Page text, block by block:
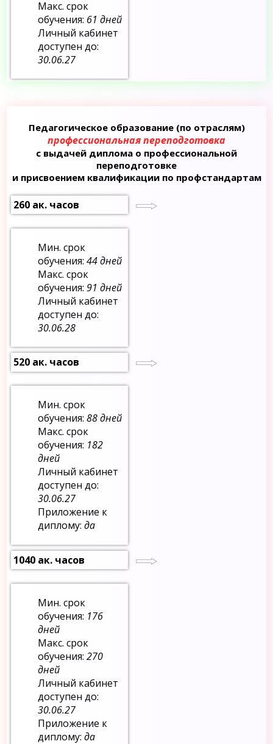
Макс. срок
обучения: 61 дней
Личный кабинет
доступен до:
30.06.27
Педагогическое образование (по отраслям)
профессиональная переподготовка
с выдачей диплома о профессиональной
переподготовке
и присвоением квалификации по профстандартам
260 ак. часов
Мин. срок
обучения:44 дней
Макс. срок
обучения:91 дней
Личный кабинет
доступен до:
30.06.28
520 ак. часов
Мин. срок
обучения:88 дней
Макс. срок
обучения: 182
дней
Личный кабинет
доступен до:
30.06.27
Приложение к
диплому:да
1040 ак. часов
Мин. срок
обучения: 176
дней
Макс. срок
обучения:270
дней
Личный кабинет
доступен до:
30.06.27
Приложение к
диплому:да